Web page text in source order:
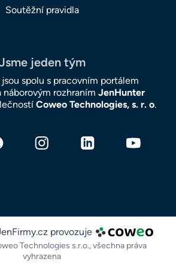
Soutěžní pravidla
jeden tým
spolu s pracovním portálem
rozhraním JenHunter
Coweo Technologies, s. r. o.
provozuje
Technologies s.r.o.,všechna práva
vyhrazena